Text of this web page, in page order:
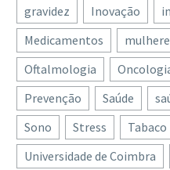
gravidez Inovação
Medicamentos
Oftalmologia
Prevenção
Saúde
Sono
Stress Tabaco
Universidade de Coimbra